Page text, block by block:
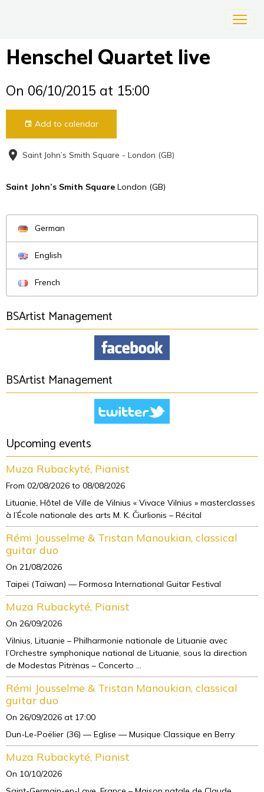
Henschel Quartet live
On 06/10/2015 at 15:00
Add to calendar
Saint John’s Smith Square - London (GB)
Saint John’s Smith Square London (GB)
German
English
French
BSArtist Management
BSArtist Management
Upcoming events
Muza Rubackyté, Pianist
From 02/08/2026 to 08/08/2026
Lituanie, Hôtel de Ville de Vilnius « Vivace Vilnius » masterclasses
à l’École nationale des arts M. K. Čiurlionis – Récital
Rémi Jousselme & Tristan Manoukian, classical
guitar duo
On 21/08/2026
Taipei (Taïwan) — Formosa International Guitar Festival
Muza Rubackyté, Pianist
On 26/09/2026
Vilnius, Lituanie – Philharmonie nationale de Lituanie avec
l’Orchestre symphonique national de Lituanie, sous la direction
de Modestas Pitrėnas – Concerto ...
Rémi Jousselme & Tristan Manoukian, classical
guitar duo
On 26/09/2026 at 17:00
Dun-Le-Poëlier (36) — Eglise — Musique Classique en Berry
Muza Rubackyté, Pianist
On 10/10/2026